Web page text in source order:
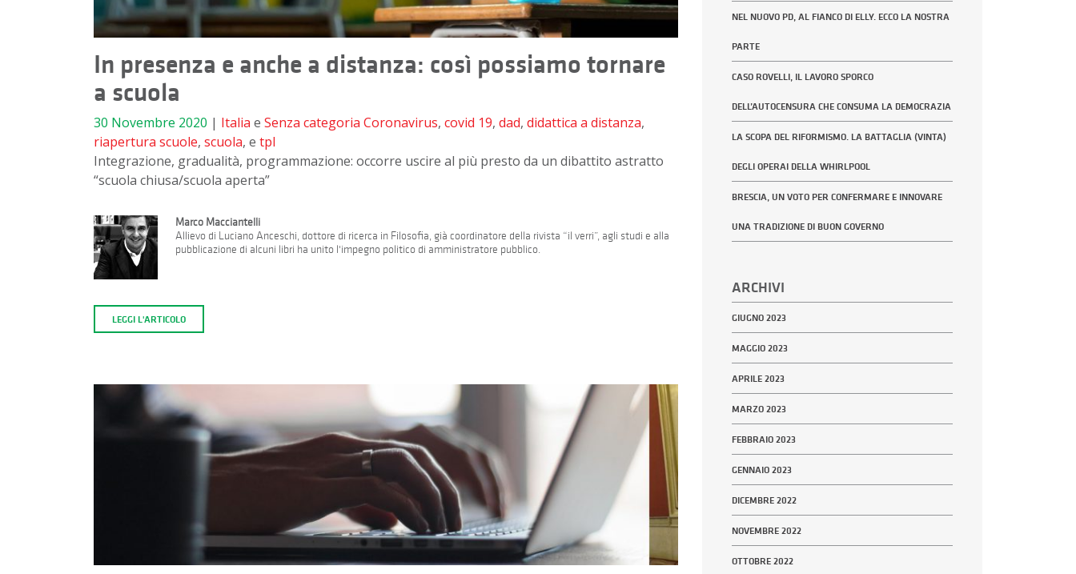
In presenza e anche a distanza: così possiamo tornare
a scuola
30 Novembre 2020 | Italia e Senza categoria Coronavirus, covid 19, dad, didattica a distanza,
riapertura scuole, scuola, e tpl
Integrazione, gradualità, programmazione: occorre uscire al più presto da un dibattito astratto
“scuola chiusa/scuola aperta”
Marco Macciantelli
Allievo di Luciano Anceschi, dottore di ricerca in Filosofia, già coordinatore della rivista “il verri”, agli studi e alla
pubblicazione di alcuni libri ha unito l'impegno politico di amministratore pubblico.
LEGGI L'ARTICOLO
NEL NUOVO PD, AL FIANCO DI ELLY. ECCO LA NOSTRA
PARTE
CASO ROVELLI, IL LAVORO SPORCO
DELL’AUTOCENSURA CHE CONSUMA LA DEMOCRAZIA
LA SCOPA DEL RIFORMISMO. LA BATTAGLIA (VINTA)
DEGLI OPERAI DELLA WHIRLPOOL
BRESCIA, UN VOTO PER CONFERMARE E INNOVARE
UNA TRADIZIONE DI BUON GOVERNO
ARCHIVI
GIUGNO 2023
MAGGIO 2023
APRILE 2023
MARZO 2023
FEBBRAIO 2023
GENNAIO 2023
DICEMBRE 2022
NOVEMBRE 2022
OTTOBRE 2022